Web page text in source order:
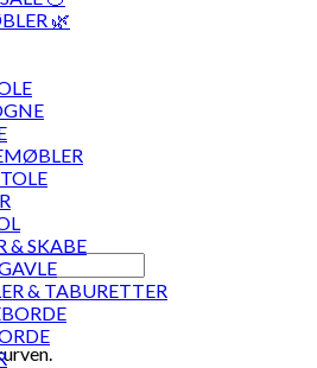
🌿
& SKABE
& TABURETTER